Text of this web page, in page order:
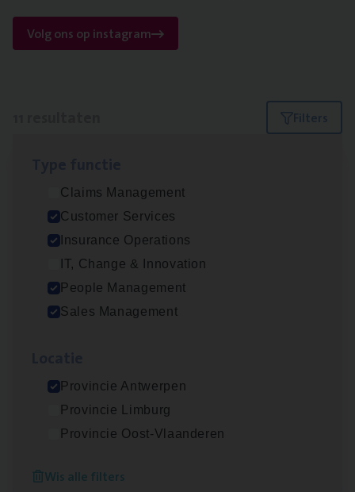
Volg ons op instagram
Filters
Claims Management
Customer Services
Insurance Operations
IT, Change & Innovation
People Management
Sales Management
Provincie Antwerpen
Provincie Limburg
Provincie Oost-Vlaanderen
Wis alle filters
Advisor/​Configuratie ana­lyst Part­ner in
Benefits
Insurance Operations
Beveren
Antwerpen
Insurance Operations